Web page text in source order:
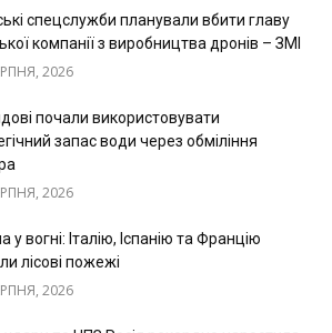
спецслужби планували вбити главу
компанії з виробництва дронів – ЗМІ
2026
почали використовувати
запас води через обміління
2026
у вогні: Італію, Іспанію та Францію
лісові пожежі
2026